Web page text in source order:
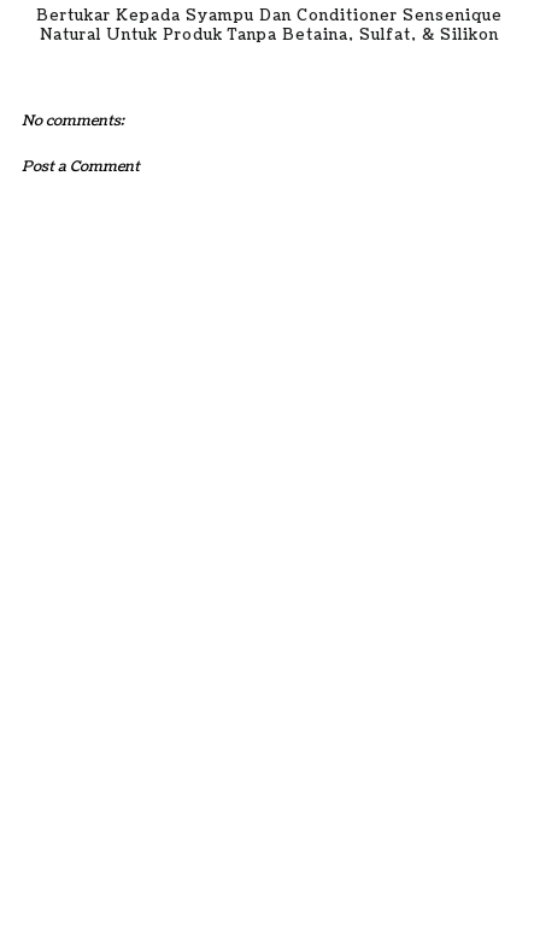
Bertukar Kepada Syampu Dan Conditioner Sensenique
Natural Untuk Produk Tanpa Betaina, Sulfat, & Silikon
No comments:
Post a Comment